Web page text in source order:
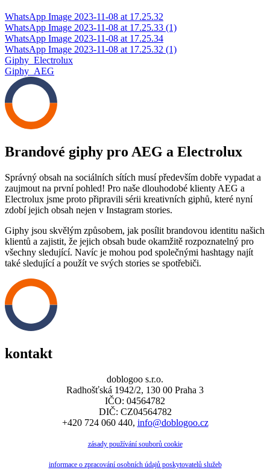
WhatsApp Image 2023-11-08 at 17.25.32
WhatsApp Image 2023-11-08 at 17.25.33 (1)
WhatsApp Image 2023-11-08 at 17.25.34
WhatsApp Image 2023-11-08 at 17.25.32 (1)
Giphy_Electrolux
Giphy_AEG
Brandové giphy pro AEG a Electrolux
Správný obsah na sociálních sítích musí především dobře vypadat a
zaujmout na první pohled! Pro naše dlouhodobé klienty AEG a
Electrolux jsme proto připravili sérii kreativních giphů, které nyní
zdobí jejich obsah nejen v Instagram stories.
Giphy jsou skvělým způsobem, jak posílit brandovou identitu našich
klientů a zajistit, že jejich obsah bude okamžitě rozpoznatelný pro
všechny sledující. Navíc je mohou pod společnými hashtagy najít
také sledující a použít ve svých stories se spotřebiči.
kontakt
doblogoo s.r.o.
Radhošťská 1942/2, 130 00 Praha 3
IČO: 04564782
DIČ: CZ04564782
+420 724 060 440, info@doblogoo.cz
zásady používání souborů cookie
informace o zpracování osobních údajů poskytovatelů služeb